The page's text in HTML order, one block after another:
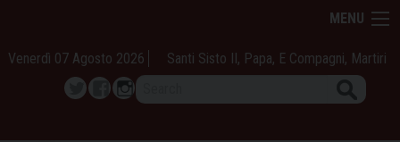
content
MENU
Venerdì 07 Agosto 2026 Santi Sisto II, Papa, E Compagni, Martiri
TwitterFacebook
Instagram